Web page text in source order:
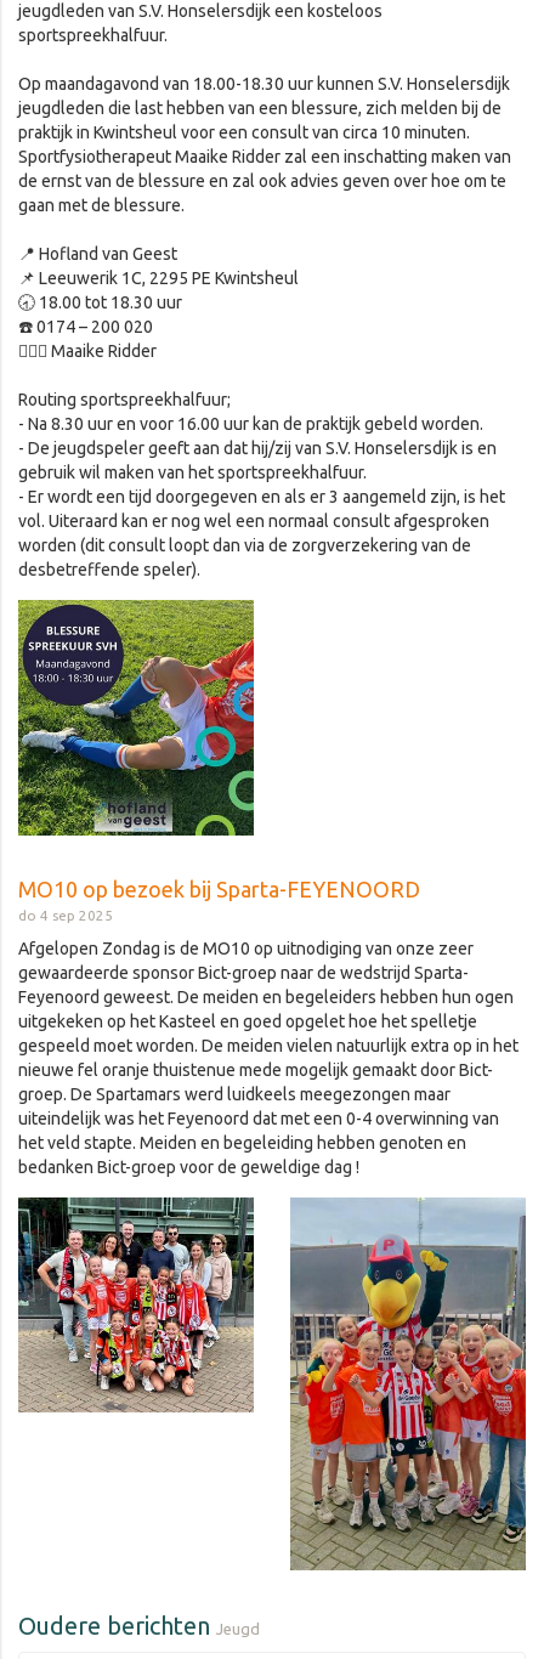
jeugdleden van S.V. Honselersdijk een kosteloos
sportspreekhalfuur.
Op maandagavond van 18.00-18.30 uur kunnen S.V. Honselersdijk
jeugdleden die last hebben van een blessure, zich melden bij de
praktijk in Kwintsheul voor een consult van circa 10 minuten.
Sportfysiotherapeut Maaike Ridder zal een inschatting maken van
de ernst van de blessure en zal ook advies geven over hoe om te
gaan met de blessure.
📍 Hofland van Geest
📌 Leeuwerik 1C, 2295 PE Kwintsheul
🕣 18.00 tot 18.30 uur
☎️ 0174 – 200 020
👩🏼‍⚕️ Maaike Ridder
Routing sportspreekhalfuur;
- Na 8.30 uur en voor 16.00 uur kan de praktijk gebeld worden.
- De jeugdspeler geeft aan dat hij/zij van S.V. Honselersdijk is en
gebruik wil maken van het sportspreekhalfuur.
- Er wordt een tijd doorgegeven en als er 3 aangemeld zijn, is het
vol. Uiteraard kan er nog wel een normaal consult afgesproken
worden (dit consult loopt dan via de zorgverzekering van de
desbetreffende speler).
MO10 op bezoek bij Sparta-FEYENOORD
do 4 sep 2025
Afgelopen Zondag is de MO10 op uitnodiging van onze zeer
gewaardeerde sponsor Bict-groep naar de wedstrijd Sparta-
Feyenoord geweest. De meiden en begeleiders hebben hun ogen
uitgekeken op het Kasteel en goed opgelet hoe het spelletje
gespeeld moet worden. De meiden vielen natuurlijk extra op in het
nieuwe fel oranje thuistenue mede mogelijk gemaakt door Bict-
groep. De Spartamars werd luidkeels meegezongen maar
uiteindelijk was het Feyenoord dat met een 0-4 overwinning van
het veld stapte. Meiden en begeleiding hebben genoten en
bedanken Bict-groep voor de geweldige dag !
Oudere berichten Jeugd